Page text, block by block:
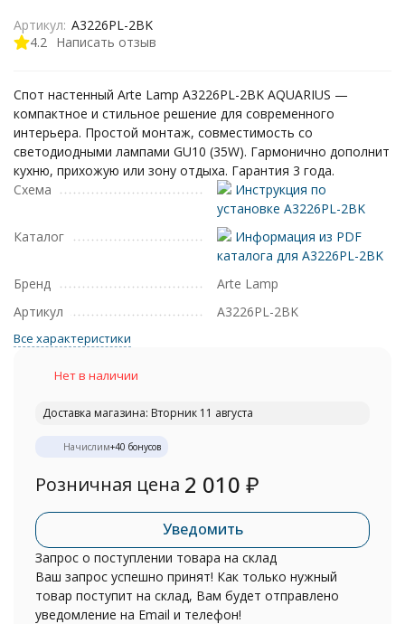
4.2 Написать отзыв
Артикул: A3226PL-2BK
Спот настенный Arte Lamp A3226PL-2BK AQUARIUS —
компактное и стильное решение для современного
интерьера. Простой монтаж, совместимость со
светодиодными лампами GU10 (35W). Гармонично дополнит
кухню, прихожую или зону отдыха. Гарантия 3 года.
Схема
Инструкция по
установке A3226PL-2BK
Каталог
Информация из PDF
каталога для A3226PL-2BK
Бренд
Arte Lamp
Артикул
A3226PL-2BK
Все характеристики
Нет в наличии
Доставка магазина: Вторник 11 августа
Начислим+40 бонусов
Розничная цена 2 010 ₽
Уведомить
Запрос о поступлении товара на склад
Ваш запрос успешно принят! Как только нужный
товар поступит на склад, Вам будет отправлено
уведомление на Email и телефон!